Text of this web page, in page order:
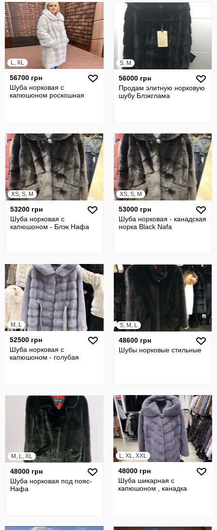
L, XL
56700 грн
Шуба норковая с
капюшоном роскошная
S, M
56000 грн
Продам элитную норковую
шубу Блэкглама
XS, S, M
53200 грн
Шуба норковая с
капюшоном - Блэк Нафа
XS, S, M
53000 грн
Шуба норковая - канадская
норка Black Nafa
M, L
52500 грн
Шуба норковая с
капюшоном - голубая
S, M, L
48600 грн
Шубы норковые стильные
M, L, XL
48000 грн
Шуба норковая под пояс-
Нафа
L, XL, XXL
48000 грн
Шуба шикарная с
капюшоном , канадка